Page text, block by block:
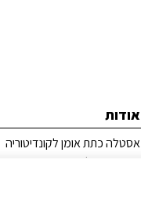
אודות
אסטלה כתת אומן לקונדיטוריה
אודות אסטלה